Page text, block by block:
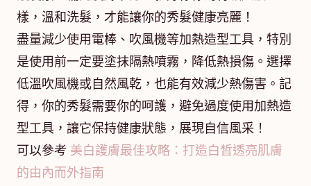
樣，溫和洗髮，才能讓你的秀髮健康亮麗！
盡量減少使用電棒、吹風機等加熱造型工具，特別
是使用前一定要塗抹隔熱噴霧，降低熱損傷。選擇
低溫吹風機或自然風乾，也能有效減少熱傷害。記
得，你的秀髮需要你的呵護，避免過度使用加熱造
型工具，讓它保持健康狀態，展現自信風采！
可以參考 美白護膚最佳攻略：打造白皙透亮肌膚
的由內而外指南